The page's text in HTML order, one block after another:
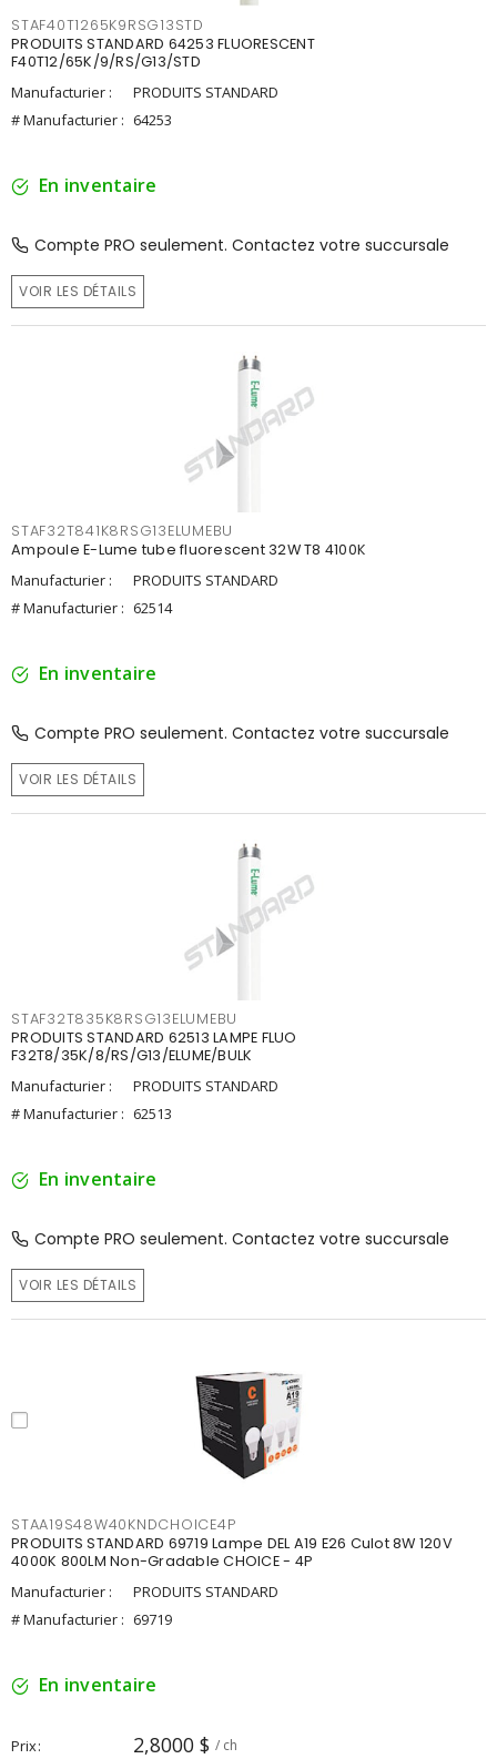
STAF40T1265K9RSG13STD
PRODUITS STANDARD 64253 FLUORESCENT
F40T12/65K/9/RS/G13/STD
Manufacturier :
PRODUITS STANDARD
# Manufacturier : 64253
En inventaire
Compte PRO seulement. Contactez votre succursale
VOIR LES DÉTAILS
STAF32T841K8RSG13ELUMEBU
Ampoule E-Lume tube fluorescent 32W T8 4100K
Manufacturier :
PRODUITS STANDARD
# Manufacturier : 62514
En inventaire
Compte PRO seulement. Contactez votre succursale
VOIR LES DÉTAILS
STAF32T835K8RSG13ELUMEBU
PRODUITS STANDARD 62513 LAMPE FLUO
F32T8/35K/8/RS/G13/ELUME/BULK
Manufacturier :
PRODUITS STANDARD
# Manufacturier : 62513
En inventaire
Compte PRO seulement. Contactez votre succursale
VOIR LES DÉTAILS
STAA19S48W40KNDCHOICE4P
PRODUITS STANDARD 69719 Lampe DEL A19 E26 Culot 8W 120V
4000K 800LM Non-Gradable CHOICE - 4P
Manufacturier :
PRODUITS STANDARD
# Manufacturier : 69719
En inventaire
Prix 2,8000 $ / ch